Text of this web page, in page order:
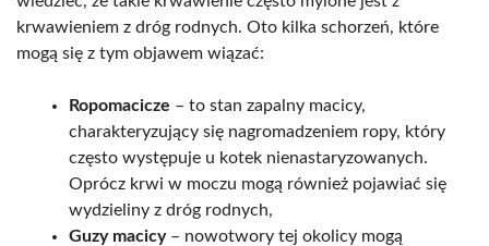
krwawieniem z dróg rodnych. Oto kilka schorzeń, które
mogą się z tym objawem wiązać:
Ropomacicze – to stan zapalny macicy,
charakteryzujący się nagromadzeniem ropy, który
często występuje u kotek nienastaryzowanych.
Oprócz krwi w moczu mogą również pojawiać się
wydzieliny z dróg rodnych,
Guzy macicy– nowotwory tej okolicy mogą